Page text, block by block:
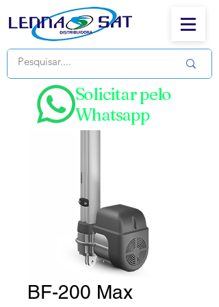
Solicitar pelo
Whatsapp
BF-200 Max